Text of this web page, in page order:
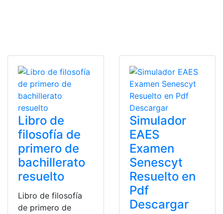
Libro de
filosofía de
primero de
bachillerato
resuelto
Libro de filosofía
de primero de
Simulador
EAES
Examen
Senescyt
Resuelto en
Pdf
Descargar